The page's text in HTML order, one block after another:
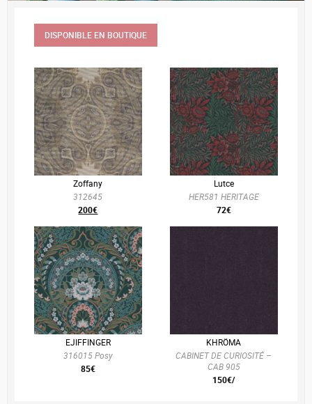
DISPONIBLE EN BOUTIQUE
Zoffany
312645
200€
Lutce
HER581 HERITAGE
72€
EJIFFINGER
316015 Posy
85€
KHRÖMA
CABINET DE CURIOSITÉ –
CAB 905
150€/